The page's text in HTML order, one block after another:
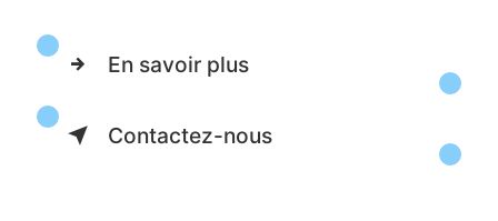
En savoir plus
Contactez-nous